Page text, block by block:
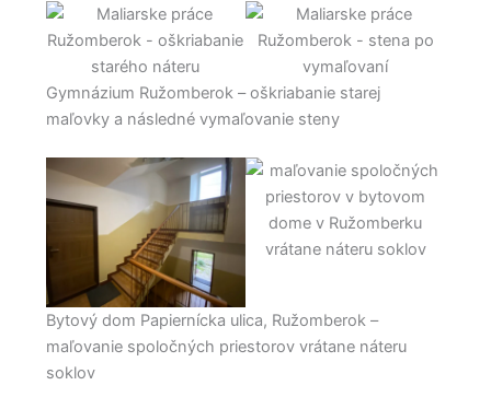
Gymnázium Ružomberok – oškriabanie starej
maľovky a následné vymaľovanie steny
Bytový dom Papiernícka ulica, Ružomberok –
maľovanie spoločných priestorov vrátane náteru
soklov